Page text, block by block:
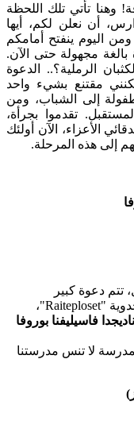
وهنا تأتي تلك اللحظة
أن نعلن لكم، أيها
اليوم ينفتح أمامكم
مجهولة حتى الآن.
الرملية؟.. الدعوة
مقتنع بشيء واحد
إلى الشباب، ومن
تقدموا بجرأة،
الأعزاء، الآن أولئك
إلى هذه المرحلة.
تتم دعوة كبير
المحاسبين في مؤسسة بلدية أنينسكي الوحدوية "Raiteploset"،
ناديجدا فاسيليفنا بوروفا
لا تنس مدرستنا